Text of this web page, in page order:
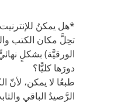
*هل يمكنُ
تحِلَّ مكان الكتب
الورقيَّة) بشكلٍ
دورَها كليًّا؟
طبعُا لا يمكن، لأنّ
الرَّصيدُ الباقي